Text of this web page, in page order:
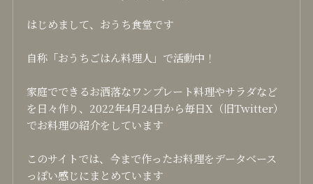
はじめまして、おうち食堂です
自称「おうちごはん料理人」で活動中！
家庭でできるお洒落なワンプレート料理やサラダなど
を日々作り、2022年4月24日から毎日X（旧Twitter）
でお料理の紹介をしています
このサイトでは、今まで作ったお料理をデータベース
っぽい感じにまとめています